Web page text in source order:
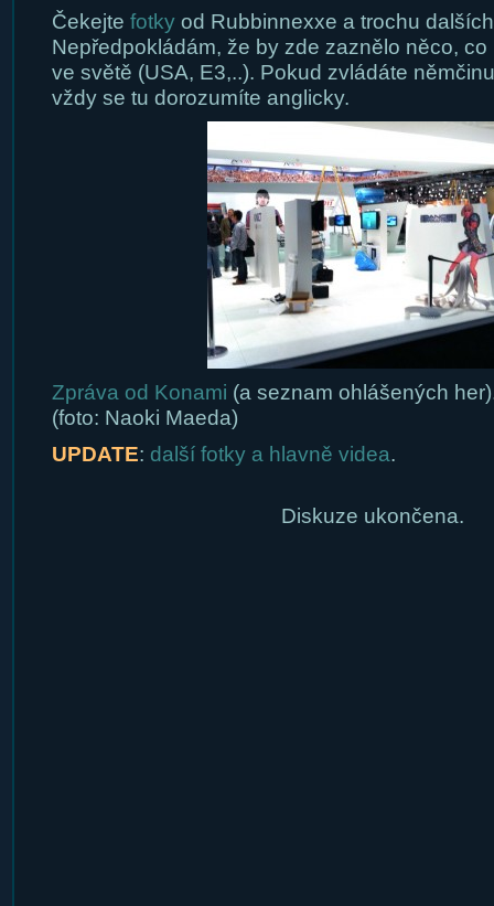
Čekejte fotkyod Rubbinnexxe a trochu
Nepředpokládám, že by zde zaznělo něco,
ve světě (USA, E3,..). Pokud zvládáte
vždy se tu dorozumíte anglicky.
Zpráva od Konami (a seznam ohlášených
(foto: Naoki Maeda)
UPDATE: další fotky a hlavně videa.
Diskuze ukončena.